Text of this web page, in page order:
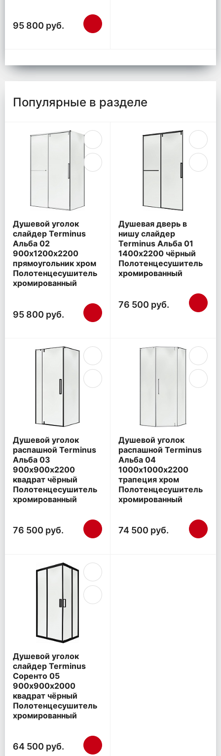
95 800 руб.
Популярные в разделе
Душевой уголок
слайдер Terminus
Альба 02
900х1200х2200
прямоугольник хром
Полотенцесушитель
хромированный
95 800 руб.
Душевая дверь в
нишу слайдер
Terminus Альба 01
1400х2200 чёрный
Полотенцесушитель
хромированный
76 500 руб.
Душевой уголок
распашной Terminus
Альба 03
900х900х2200
квадрат чёрный
Полотенцесушитель
хромированный
76 500 руб.
Душевой уголок
распашной Terminus
Альба 04
1000х1000х2200
трапеция хром
Полотенцесушитель
хромированный
74 500 руб.
Душевой уголок
слайдер Terminus
Соренто 05
900х900х2000
квадрат чёрный
Полотенцесушитель
хромированный
64 500 руб.